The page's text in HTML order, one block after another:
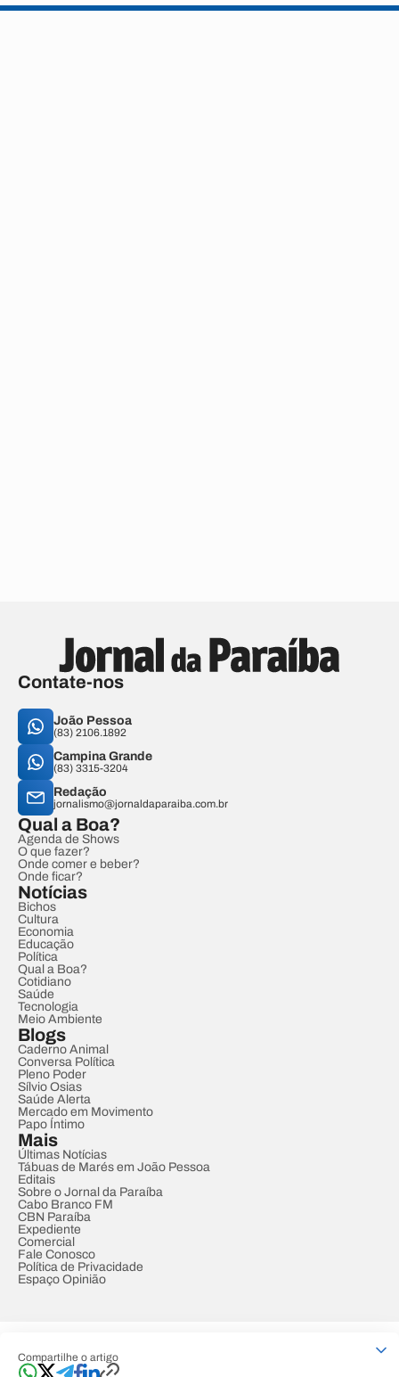
Compartilhe o artigo
Contate-nos
João Pessoa
(83) 2106.1892
Campina Grande
(83) 3315-3204
Redação
jornalismo@jornaldaparaiba.com.br
Qual a Boa?
Agenda de Shows
O que fazer?
Onde comer e beber?
Onde ficar?
Notícias
Bichos
Cultura
Economia
Educação
Política
Qual a Boa?
Cotidiano
Saúde
Tecnologia
Meio Ambiente
Blogs
Caderno Animal
Conversa Política
Pleno Poder
Sílvio Osias
Saúde Alerta
Mercado em Movimento
Papo Íntimo
Mais
Últimas Notícias
Tábuas de Marés em João Pessoa
Editais
Sobre o Jornal da Paraíba
Cabo Branco FM
CBN Paraíba
Expediente
Comercial
Fale Conosco
Política de Privacidade
Espaço Opinião